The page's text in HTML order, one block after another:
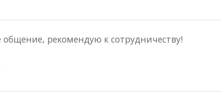
рекомендую к сотрудничеству!